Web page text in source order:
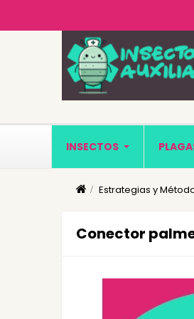
INSECTOS
Estrategias y
Conector